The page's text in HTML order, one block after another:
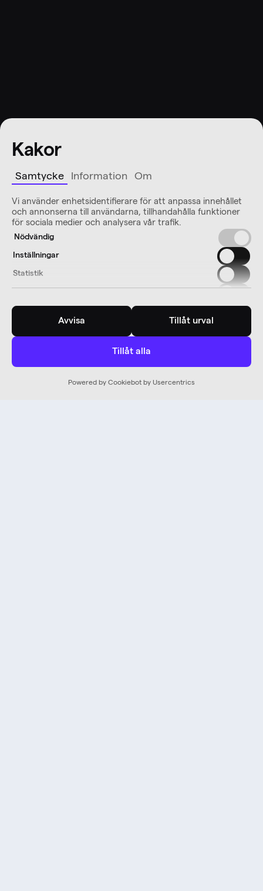
Kakor
Samtycke Information Om
Vi använder enhetsidentifierare för att anpassa innehållet
och annonserna till användarna, tillhandahålla funktioner
för sociala medier och analysera vår trafik.
Nödvändig
Inställningar
Statistik
Avvisa Tillåt urval
Tillåt alla
Powered by Cookiebot by Usercentrics